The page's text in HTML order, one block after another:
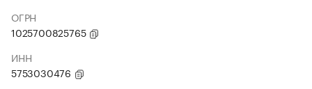
ОГРН
1025700825765
ИНН
5753030476